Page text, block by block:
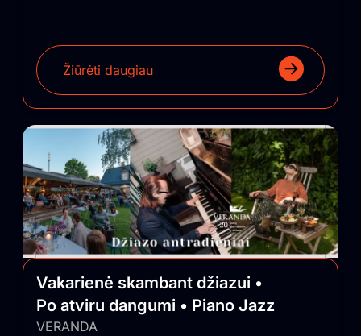
Žiūrėti daugiau
Vakarienė skambant džiazui •
Po atviru dangumi • Piano Jazz
VERANDA